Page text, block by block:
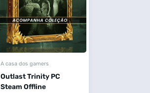
A casa dos gamers
Outlast Trinity PC
Steam Offline